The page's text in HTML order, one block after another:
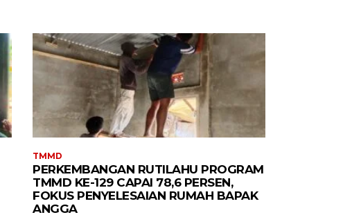
TMMD
PERKEMBANGAN RUTILAHU PROGRAM
TMMD KE-129 CAPAI 78,6 PERSEN,
FOKUS PENYELESAIAN RUMAH BAPAK
ANGGA